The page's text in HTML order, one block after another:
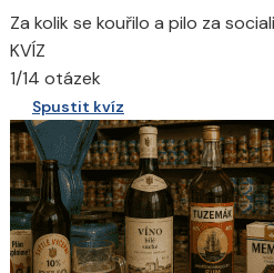
Za kolik se kouřilo a pilo za
KVÍZ
1/14 otázek
Spustit kvíz